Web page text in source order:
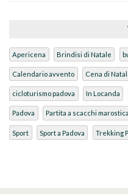
Apericena Brindisi di Natale
Calendario avvento Cena di
cicloturismo padova In Locanda
Padova Partita a scacchi marostica
Sport Sport a Padova Trekking